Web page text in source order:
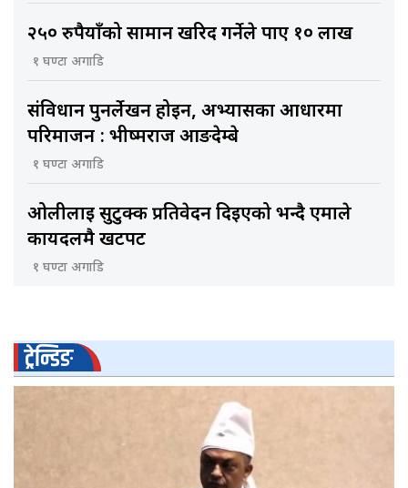
२५० रुपैयाँको सामान खरिद गर्नेले पाए १० लाख
१ घण्टा अगाडि
संविधान पुनर्लेखन होइन, अभ्यासका आधारमा
परिमार्जन : भीष्मराज आङदेम्बे
१ घण्टा अगाडि
ओलीलाई सुटुक्क प्रतिवेदन दिइएको भन्दै एमाले
कार्यदलमै खटपट
१ घण्टा अगाडि
ट्रेन्डिङ